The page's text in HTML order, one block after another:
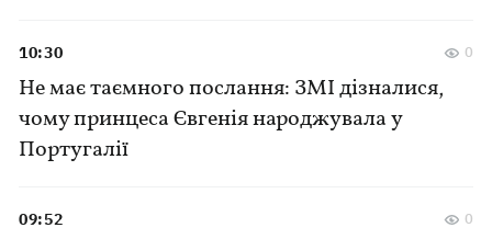
Не має таємного послання: ЗМІ дізналися,
чому принцеса Євгенія народжувала у
Португалії
10:30 0
09:52 0